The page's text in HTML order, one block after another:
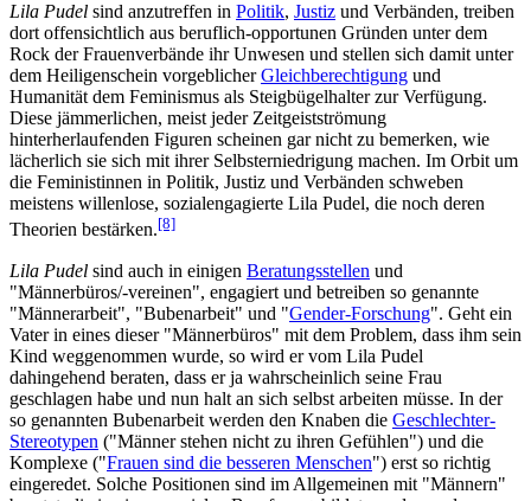
Lila Pudel sind anzutreffen in Politik, Justiz und Verbänden, treiben
dort offensichtlich aus beruflich-opportunen Gründen unter dem
Rock der Frauenverbände ihr Unwesen und stellen sich damit unter
dem Heiligenschein vorgeblicherGleichberechtigung und
Humanität dem Feminismus als Steig­bügel­halter zur Verfügung.
Diese jämmerlichen, meist jeder Zeit­geist­strömung
hinterherlaufenden Figuren scheinen gar nicht zu bemerken, wie
lächerlich sie sich mit ihrer Selbst­erniedrigung machen. Im Orbit um
die Feministinnen in Politik, Justiz und Verbänden schweben
meistens willenlose, sozial­engagierte Lila Pudel, die noch deren
Theorien bestärken.[8]
Lila Pudel sind auch in einigen Beratungsstellen und
"Männerbüros/-vereinen", engagiert und betreiben so genannte
"Männerarbeit", "Bubenarbeit" und "Gender-Forschung". Geht ein
Vater in eines dieser "Männerbüros" mit dem Problem, dass ihm sein
Kind weggenommen wurde, so wird er vom Lila Pudel
dahingehend beraten, dass er ja wahrscheinlich seine Frau
geschlagen habe und nun halt an sich selbst arbeiten müsse. In der
so genannten Bubenarbeit werden den Knaben die Geschlechter-
Stereotypen ("Männer stehen nicht zu ihren Gefühlen") und die
Komplexe ("Frauen sind die besseren Menschen") erst so richtig
eingeredet. Solche Positionen sind im Allgemeinen mit "Männern"